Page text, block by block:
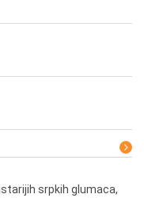
srpkih glumaca,